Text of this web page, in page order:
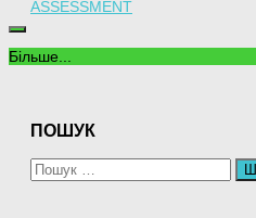
Більше...
ПОШУК
Пошук: